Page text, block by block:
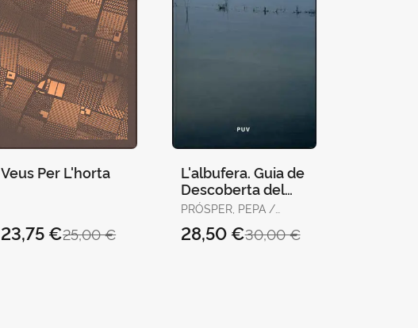
Veus Per L'horta
25,00 €
23,75 €
L'albufera. Guia de
Descoberta del
Parc Natural
PRÓSPER, PEPA /
30,00 €
28,50 €